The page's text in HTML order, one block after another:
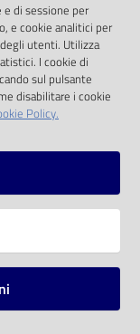
2006
di sessione per
e cookie analitici per
utenti. Utilizza
I cookie di
sul pulsante
disabilitare i cookie
Policy.